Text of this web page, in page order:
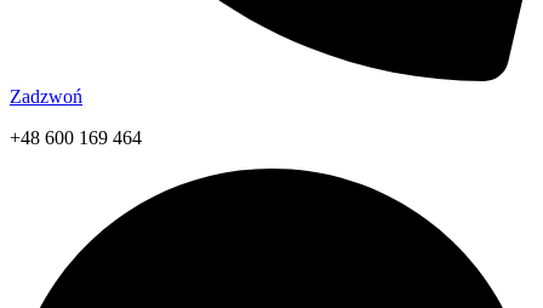
Zadzwoń
+48 600 169 464